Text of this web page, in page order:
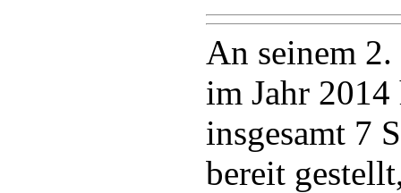
An seinem
im Jahr
insgesamt 7
bereit